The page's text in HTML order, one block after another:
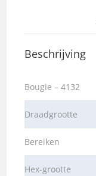
Beschrijving
Bougie – 4132
Draadgrootte
Bereiken
Hex-grootte